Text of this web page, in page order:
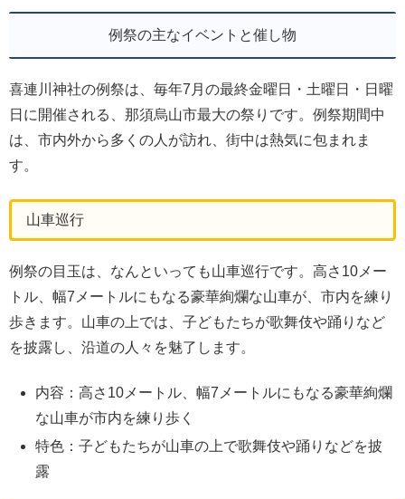
例祭の主なイベントと催し物
喜連川神社の例祭は、毎年7月の最終金曜日・土曜日・日曜
日に開催される、那須烏山市最大の祭りです。例祭期間中
は、市内外から多くの人が訪れ、街中は熱気に包まれま
す。
山車巡行
例祭の目玉は、なんといっても山車巡行です。高さ10メー
トル、幅7メートルにもなる豪華絢爛な山車が、市内を練り
歩きます。山車の上では、子どもたちが歌舞伎や踊りなど
を披露し、沿道の人々を魅了します。
内容：高さ10メートル、幅7メートルにもなる豪華絢爛
な山車が市内を練り歩く
特色：子どもたちが山車の上で歌舞伎や踊りなどを披
露